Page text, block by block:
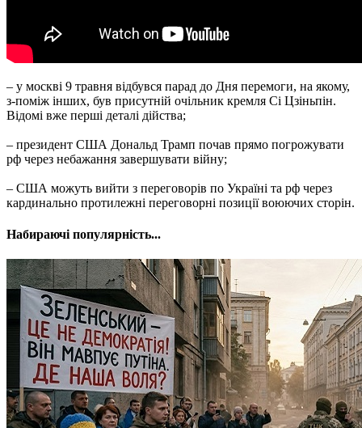
– у москві 9 травня відбувся парад до Дня перемоги, на якому,
з-поміж інших, був присутній очільник кремля Сі Цзіньпін.
Відомі вже перші деталі дійства;
– президент США Дональд Трамп почав прямо погрожувати
рф через небажання завершувати війну;
– США можуть вийти з переговорів по Україні та рф через
кардинально протилежні переговорні позиції воюючих сторін.
Набираючі популярність...